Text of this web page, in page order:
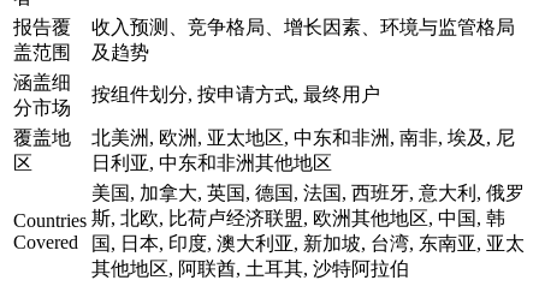
报告覆
盖范围
收入预测、竞争格局、增长因素、环境与监管格局
及趋势
涵盖细
分市场
按组件划分, 按申请方式, 最终用户
覆盖地
区
北美洲, 欧洲, 亚太地区, 中东和非洲, 南非, 埃及, 尼
日利亚, 中东和非洲其他地区
Countries
Covered
美国, 加拿大, 英国, 德国, 法国, 西班牙, 意大利, 俄罗
斯, 北欧, 比荷卢经济联盟, 欧洲其他地区, 中国, 韩
国, 日本, 印度, 澳大利亚, 新加坡, 台湾, 东南亚, 亚太
其他地区, 阿联酋, 土耳其, 沙特阿拉伯